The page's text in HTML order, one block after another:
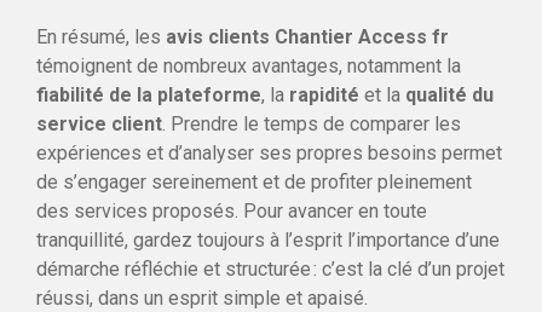
En résumé, les avis clients Chantier Access fr
témoignent de nombreux avantages, notamment la
fiabilité de la plateforme, la rapidité et la qualité du
service client. Prendre le temps de comparer les
expériences et d’analyser ses propres besoins permet
de s’engager sereinement et de profiter pleinement
des services proposés. Pour avancer en toute
tranquillité, gardez toujours à l’esprit l’importance d’une
démarche réfléchie et structurée : c’est la clé d’un projet
réussi, dans un esprit simple et apaisé.